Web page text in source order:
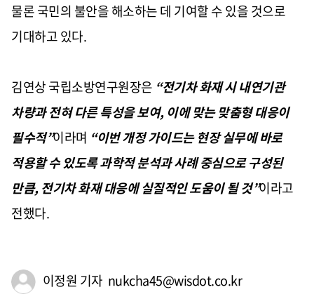
물론 국민의 불안을 해소하는 데 기여할 수 있을 것으로
기대하고 있다.
김연상 국립소방연구원장은 “전기차 화재 시 내연기관
차량과 전혀 다른 특성을 보여, 이에 맞는 맞춤형 대응이
필수적”이라며 “이번 개정 가이드는 현장 실무에 바로
적용할 수 있도록 과학적 분석과 사례 중심으로 구성된
만큼,전기차 화재 대응에 실질적인 도움이 될 것”이라고
전했다.
이정원 기자 nukcha45@wisdot.co.kr